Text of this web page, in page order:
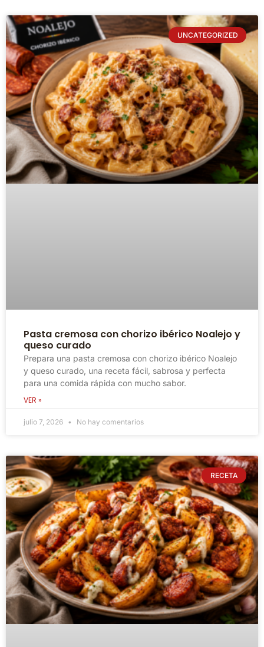
UNCATEGORIZED
Pasta cremosa con chorizo ibérico Noalejo y
queso curado
Prepara una pasta cremosa con chorizo ibérico Noalejo
y queso curado, una receta fácil, sabrosa y perfecta
para una comida rápida con mucho sabor.
VER »
julio 7, 2026 No hay comentarios
RECETA